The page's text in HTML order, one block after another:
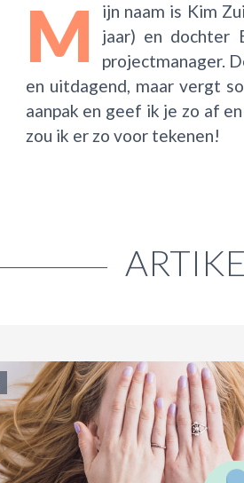
M
ijn naam is Kim
jaar) en dochter
projectmanager.
en uitdagend, maar vergt
aanpak en geef ik je zo af
zou ik er zo voor tekenen!